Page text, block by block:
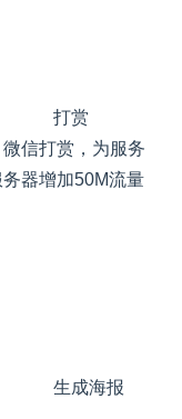
打赏
微信打赏，为服务
生成海报